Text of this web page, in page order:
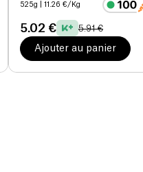
525g | 11.26 €/Kg
5.02 € 5.91 €
Ajouter au panier